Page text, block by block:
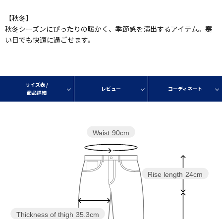
【秋冬】
秋冬シーズンにぴったりの暖かく、季節感を演出するアイテム。寒
い日でも快適に過ごせます。
サイズ表 /
商品詳細
レビュー コーディネート
Rise length 24cm
Thickness of thigh 35.3cm
Waist 90cm